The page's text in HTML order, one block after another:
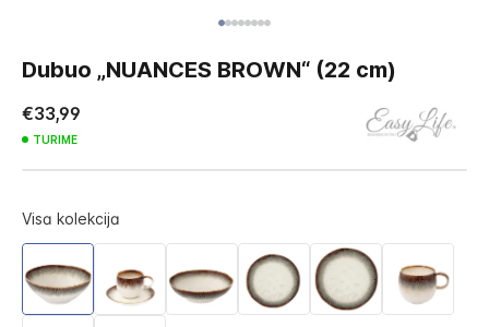
to
beginning
of
images
Dubuo „NUANCES BROWN“ (22 cm)
€33,99
TURIME
Visa kolekcija